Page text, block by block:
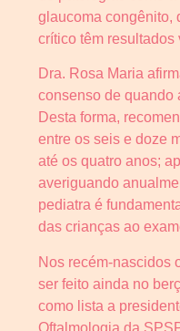
glaucoma congênito,
crítico têm
Dra. Rosa Maria
consenso de quando
Desta forma,
entre os seis e doze
até os quatro anos;
averiguando
pediatra é
das crianças ao
Nos recém-nascidos
ser feito ainda no
como lista a
Oftalmologia da